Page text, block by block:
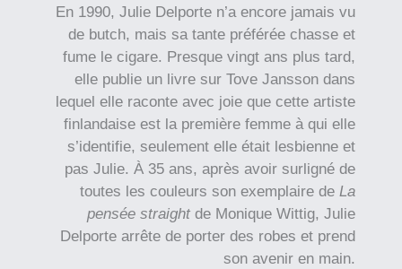
En 1990, Julie Delporte n’a encore jamais vu
de butch, mais sa tante préférée chasse et
fume le cigare. Presque vingt ans plus tard,
elle publie un livre sur Tove Jansson dans
lequel elle raconte avec joie que cette artiste
finlandaise est la première femme à qui elle
s’identifie, seulement elle était lesbienne et
pas Julie. À 35 ans, après avoir surligné de
toutes les couleurs son exemplaire deLa
pensée straight de Monique Wittig, Julie
Delporte arrête de porter des robes et prend
son avenir en main.